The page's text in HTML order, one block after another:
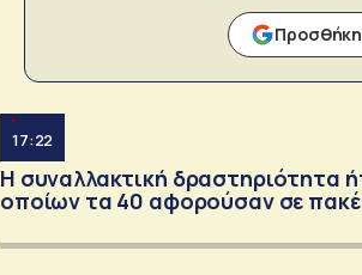
17:22
Η συναλλακτική δραστηριότητα
οποίων τα 40 αφορούσαν σε